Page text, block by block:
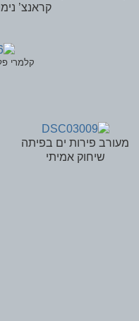
קראנצ’
קלמרי
מעורב פירות ים בפיתה
שיחוק אמיתי